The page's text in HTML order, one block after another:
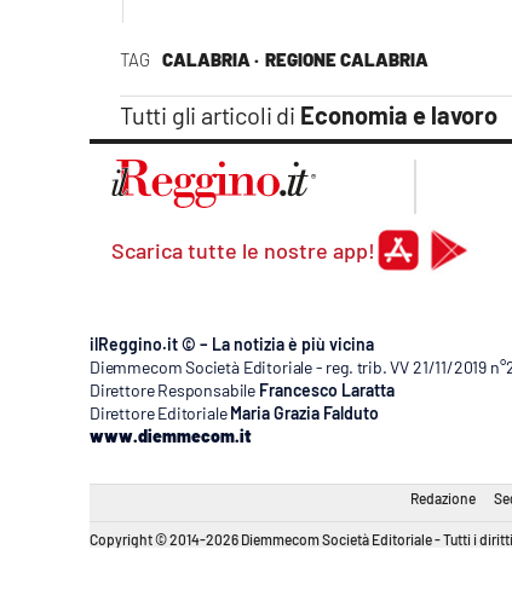
TAG CALABRIA · REGIONE CALABRIA
Tutti gli articoli di Economia e lavoro
Scarica tutte le nostre app!
ilReggino.it © – La notizia è più vicina
Diemmecom Società Editoriale - reg. trib. VV 21/11/2019
Direttore Responsabile Francesco Laratta
Direttore Editoriale Maria Grazia Falduto
www.diemmecom.it
Redazione
Copyright © 2014-2026 Diemmecom Società Editoriale - Tutti i